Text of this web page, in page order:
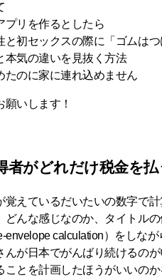
リを作るとしたら
初セックスの際に「ゴムは
気の違いを見抜く方法
のに家に連れ込めません
いします！
者がどれだけ税金を
えているだいたいの数字で
どんな感じなのか、タイトル
envelope calculation）をしな
んが日本でがんばり続けるの
ことを計画したほうがいいの